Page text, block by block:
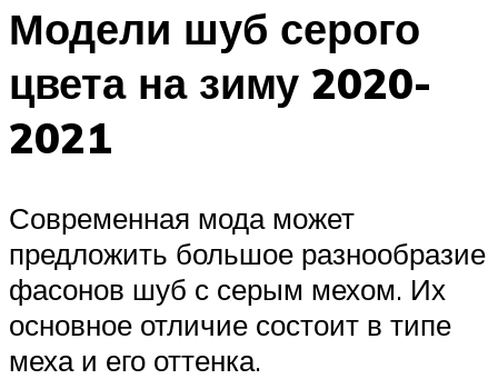
Модели шуб серого
цвета на зиму 2020-
2021
Современная мода может
предложить большое разнообразие
фасонов шуб с серым мехом. Их
основное отличие состоит в типе
меха и его оттенка.